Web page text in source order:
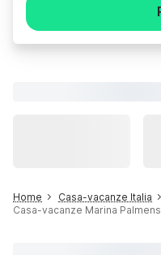
Home Casa-vacanze Italia
Casa-vacanze Marina